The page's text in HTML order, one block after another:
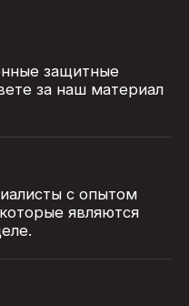
защитные
за наш материал
с опытом
являются